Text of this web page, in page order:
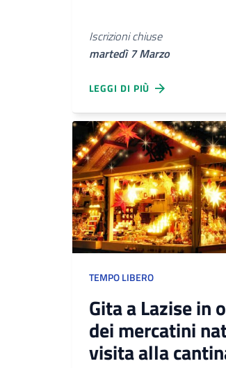
Iscrizioni chiuse
martedì 7 Marzo
LEGGI DI PIÙ
TEMPO LIBERO
Gita a Lazise in
dei mercatini
visita alla